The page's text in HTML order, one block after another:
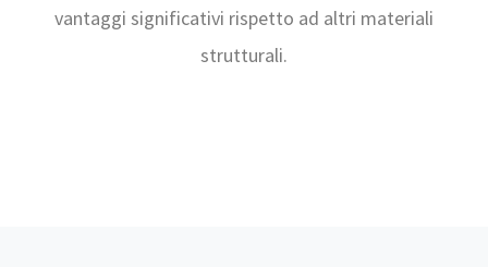
vantaggi significativi rispetto ad altri materiali
strutturali.